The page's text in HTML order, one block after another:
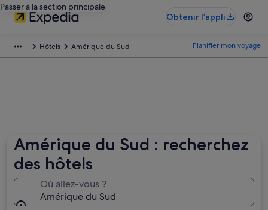
Passer à la section principale
Obtenir l’appli
Hôtels Amérique du Sud Planifier mon voyage
Amérique du Sud : recherchez
des hôtels
Où allez-vous ?
Amérique du Sud